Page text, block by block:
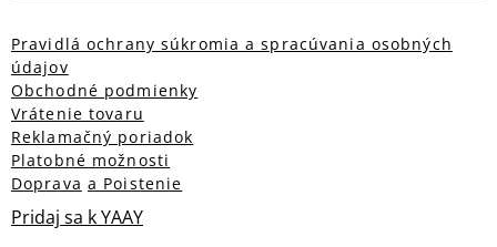
Pravidlá ochrany súkromia a spracúvania osobných
údajov
Obchodné podmienky
Vrátenie tovaru
Reklamačný poriadok
Platobné možnosti
Doprava a Poistenie
Pridaj sa k YAAY